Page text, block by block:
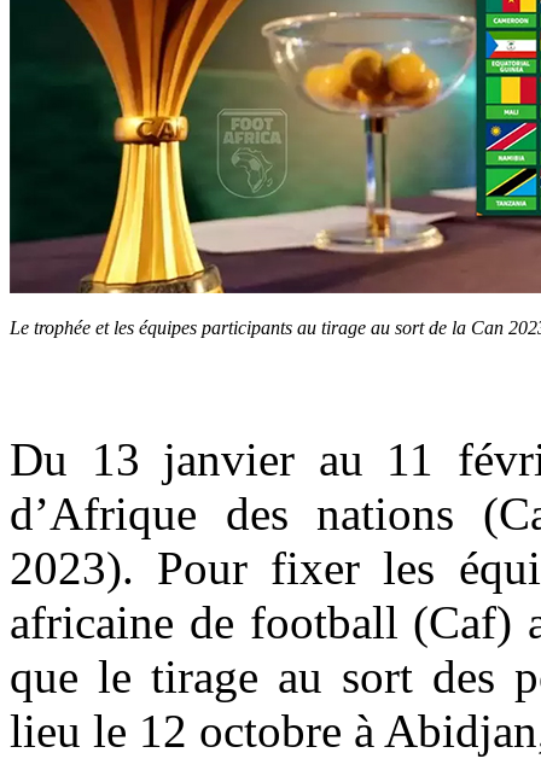
Le trophée et les équipes participants au tirage au sort de la Can
Du 13 janvier au 11
d’Afrique des nations
2023). Pour fixer les
africaine de football (Caf)
que le tirage au sort des
lieu le 12 octobre à